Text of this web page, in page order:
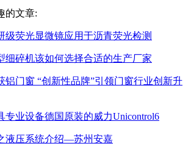
的文章:
级荧光显微镜应用于沥青荧光检测
细碎机该如何选择合适的生产厂家
铝门窗 “创新性品牌”引领门窗行业创新升
专业设备德国原装的威力Unicontrol6
液压系统介绍—苏州安嘉